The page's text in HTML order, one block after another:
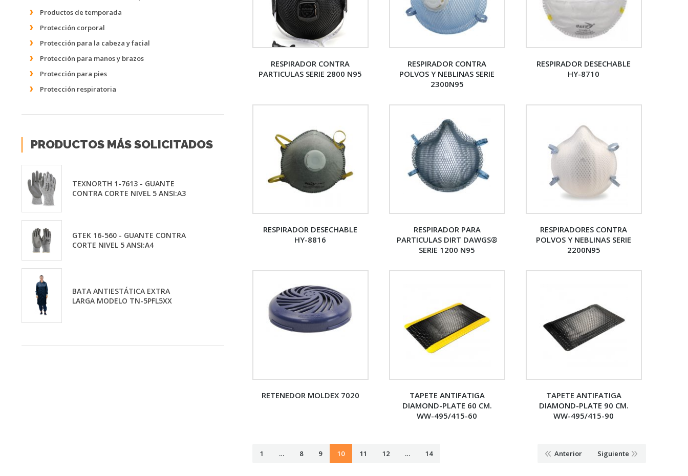
RESPIRADOR CONTRA
PARTICULAS SERIE 2800 N95
RESPIRADOR CONTRA
POLVOS Y NEBLINAS SERIE
2300N95
RESPIRADOR DESECHABLE
HY-8710
RESPIRADOR DESECHABLE
HY-8816
RESPIRADOR PARA
PARTICULAS DIRT DAWGS®
SERIE 1200 N95
RESPIRADORES CONTRA
POLVOS Y NEBLINAS SERIE
2200N95
RETENEDOR MOLDEX 7020
TAPETE ANTIFATIGA
DIAMOND-PLATE 60 CM.
WW-495/415-60
TAPETE ANTIFATIGA
DIAMOND-PLATE 90 CM.
WW-495/415-90
1 … 8 9 10 11 12 … 14 Anterior Siguiente
Productos de temporada
Protección corporal
Protección para la cabeza y facial
Protección para manos y brazos
Protección para pies
Protección respiratoria
PRODUCTOS MÁS SOLICITADOS
TEXNORTH 1-7613 - GUANTE
CONTRA CORTE NIVEL 5 ANSI:A3
GTEK 16-560 - GUANTE CONTRA
CORTE NIVEL 5 ANSI:A4
BATA ANTIESTÁTICA EXTRA
LARGA MODELO TN-5PFL5XX